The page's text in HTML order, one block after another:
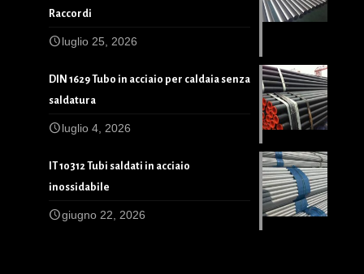
Raccordi
luglio 25, 2026
DIN 1629 Tubo in acciaio per caldaia senza
saldatura
luglio 4, 2026
IT 10312 Tubi saldati in acciaio
inossidabile
giugno 22, 2026